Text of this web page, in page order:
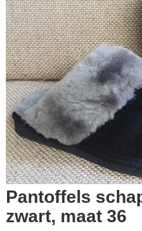
Pantoffels
zwart, maat 36